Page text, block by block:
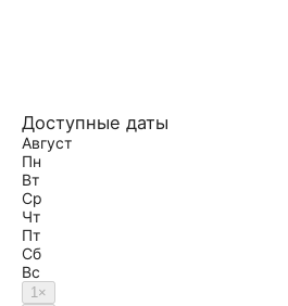
Доступные даты
Август
Пн
Вт
Ср
Чт
Пт
Сб
Вс
1×